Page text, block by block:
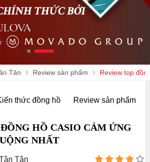
Tân Review sản phẩm Review top
thức đồng hồ Review sản phẩm
HỒ CASIO CẢM ỨNG
NHẤT
Tân